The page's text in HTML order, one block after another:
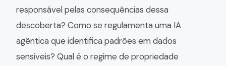
responsável pelas consequências dessa
descoberta? Como se regulamenta uma IA
agêntica que identifica padrões em dados
sensíveis? Qual é o regime de propriedade